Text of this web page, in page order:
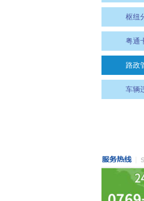
枢纽
粤通
路政
车辆